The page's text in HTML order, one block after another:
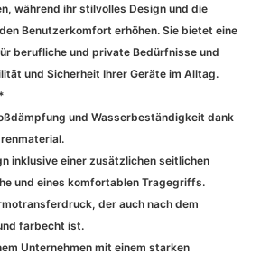
während ihr stilvolles Design und die
Benutzerkomfort erhöhen. Sie bietet eine
berufliche und private Bedürfnisse und
und Sicherheit Ihrer Geräte im Alltag.
und Wasserbeständigkeit dank
inklusive einer zusätzlichen seitlichen
und eines komfortablen Tragegriffs.
der auch nach dem
farbecht ist.
Unternehmen mit einem starken